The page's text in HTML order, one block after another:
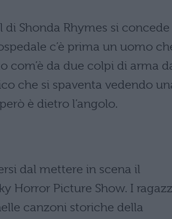
Shonda Rhymes si concede
c’è prima un uomo
com’è da due colpi di arma
che si spaventa vedendo
è dietro l’angolo.
dal mettere in scena il
Horror Picture Show. I
canzoni storiche della